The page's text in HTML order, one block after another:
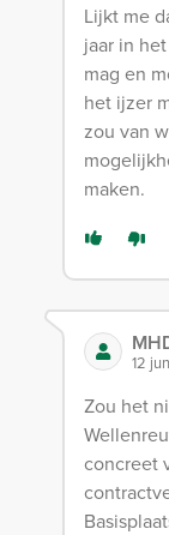
Lijkt me
jaar in
mag en
het ijzer
zou van
maken.
12
Zou het
concreet